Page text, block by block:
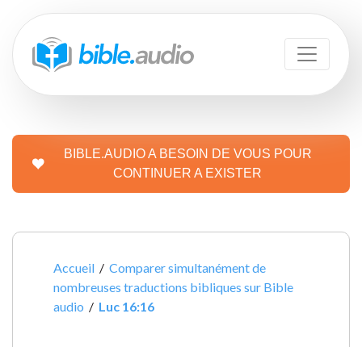
BIBLE.AUDIO A BESOIN DE VOUS POUR
CONTINUER A EXISTER
Accueil /Comparer simultanément de
nombreuses traductions bibliques sur Bible
audio / Luc 16:16